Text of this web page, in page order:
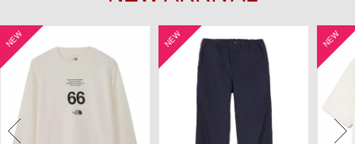
NEW NEW NEW